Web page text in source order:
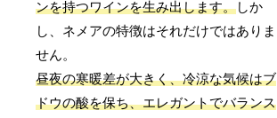
ンを持つワインを生み出します。しか
し、ネメアの特徴はそれだけではありま
せん。
昼夜の寒暖差が大きく、冷涼な気候はブ
ドウの酸を保ち、エレガントでバランス